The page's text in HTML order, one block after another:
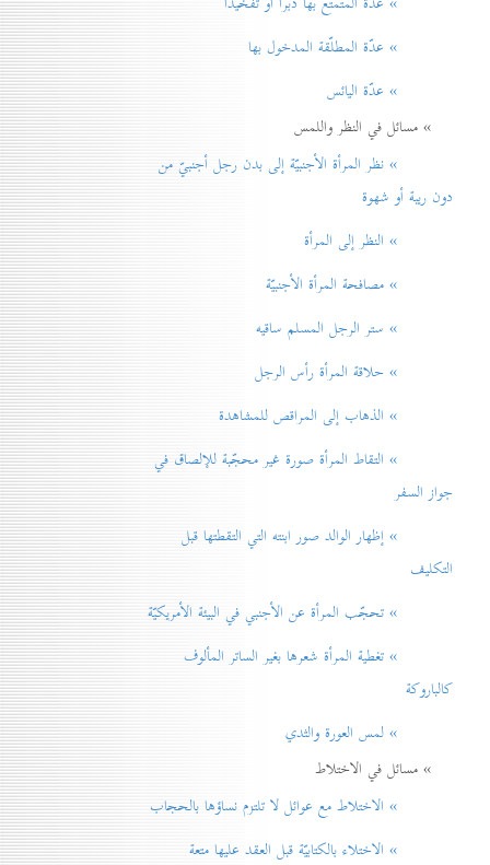
» عدّة المطلّقة المدخول بها
» عدّة اليائس
» مسائل في النظر واللمس
» نظر المرأة الأجنبيّة إلی بدن رجل أجنبيّ من
دون ريبة أو شهوة
» النظر إلی المرأة
» مصافحة المرأة الأجنبيّة
» ستر الرجل المسلم ساقيه
» حلاقة المرأة رأس الرجل
» الذهاب إلی المراقص للمشاهدة
» التقاط المرأة صورة غير محجّبة للإلصاق في
جواز السفر
» إظهار الوالد صور ابنته التي التقطتها قبل
التكليف
» تحجّب المرأة عن الأجنبي في البيئة الأمريكيّة
» تغطية المرأة شعرها بغير الساتر المألوف
كالباروكة
» لمس العورة والثدي
» مسائل في الاختلاط
» الاختلاط مع عوائل لا تلتزم نساؤها بالحجاب
» الاختلاء بالكتابيّة قبل العقد عليها متعة